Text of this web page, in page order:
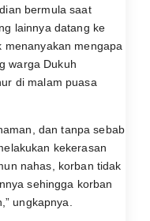
bermula saat
lainnya datang ke
menanyakan mengapa
warga Dukuh
di malam puasa
dan tanpa sebab
kekerasan
nahas, korban tidak
sehingga korban
ungkapnya.